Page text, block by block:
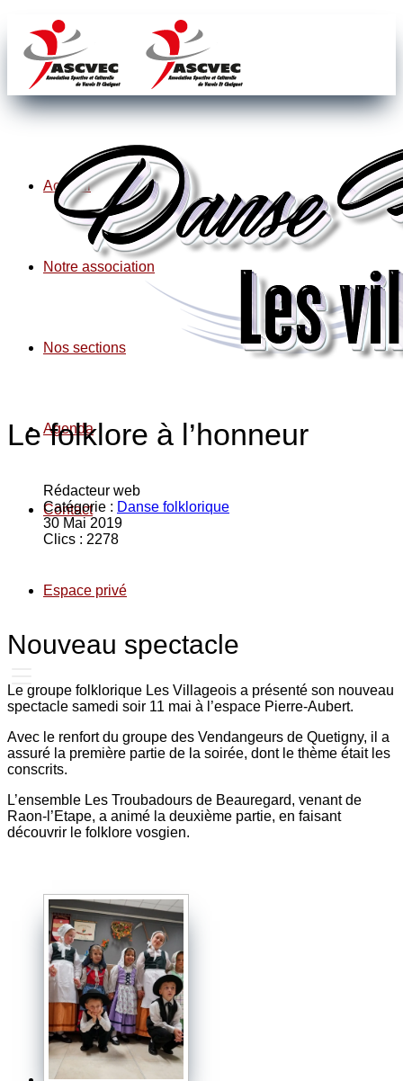
Accueil
Notre association
Nos sections
Agenda
Contact
Espace privé
Le folklore à l’honneur
Rédacteur web
Catégorie : Danse folklorique
30 Mai 2019
Clics : 2278
Nouveau spectacle
Le groupe folklorique Les Villageois a présenté son nouveau
spectacle samedi soir 11 mai à l’espace Pierre-Aubert.
Avec le renfort du groupe des Vendangeurs de Quetigny, il a
assuré la première partie de la soirée, dont le thème était les
conscrits.
L’ensemble Les Troubadours de Beauregard, venant de
Raon-l’Etape, a animé la deuxième partie, en faisant
découvrir le folklore vosgien.